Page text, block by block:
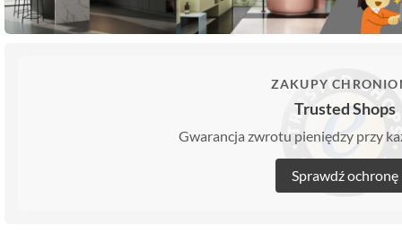
ZAKUPY
Trusted Shops
Gwarancja zwrotu pieniędzy przy
Sprawdź ochronę